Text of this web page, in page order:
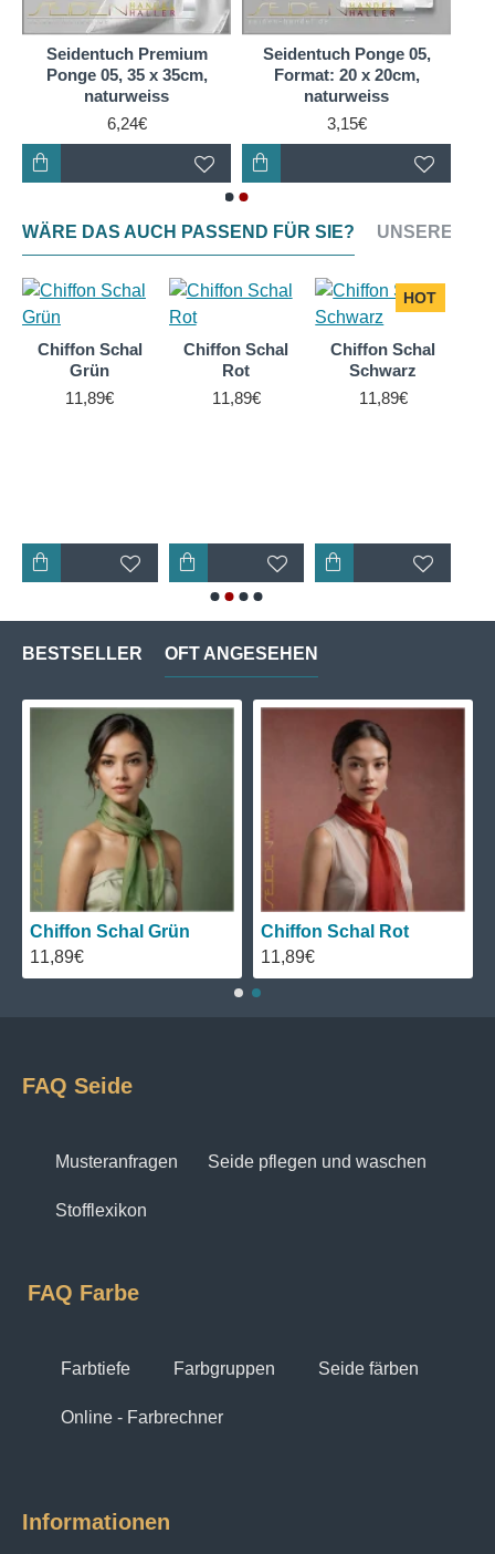
nach dem Filzen deutlicher sichtbar bleibt, erhalten
Sie auf der Stoffseite eine attraktiv changierende
optische Moiré-Effekt Nuancen.
Seidenstoffen weltweit zählen. Ein Reinseiden
Gewebe aus Silk Etamine 06 Seide, sorgt durch
gleichmäßige Wärmeverteilung auf dem Körper für
100 % reines Naturprodukt.
Seidentuch Premium
Ponge 05, 35 x 35cm,
naturweiss
6,24€
Seidentuch Ponge 05,
Format: 20 x 20cm,
naturweiss
3,15€
WÄRE DAS AUCH PASSEND FÜR SIE? UNSERE
Chiffon Schal
Grün
11,89€
Chiffon Schal
Rot
11,89€
HOT
Chiffon Schal
Schwarz
11,89€
BESTSELLER OFT ANGESEHEN
Chiffon Schal Grün
11,89€
Chiffon Schal Rot
11,89€
FAQ Seide
Musteranfragen Seide pflegen und waschen
Stofflexikon
FAQ Farbe
Farbtiefe Farbgruppen Seide färben
Online - Farbrechner
Informationen